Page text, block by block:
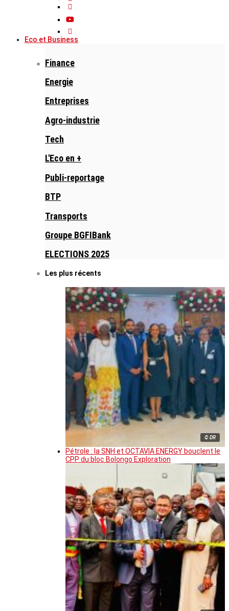
Eco et Business
Finance
Energie
Entreprises
Agro-industrie
Tech
L'Eco en +
Publi-reportage
BTP
Transports
Groupe BGFIBank
ELECTIONS 2025
Les plus récents
© DR
Pétrole : la SNH et OCTAVIA ENERGY bouclent le
CPP du bloc Bolongo Exploration